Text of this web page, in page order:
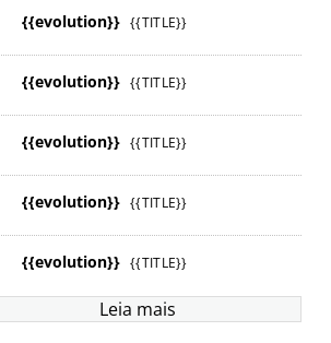
{{evolution}} {{TITLE}}
{{evolution}} {{TITLE}}
{{evolution}} {{TITLE}}
{{evolution}} {{TITLE}}
{{evolution}} {{TITLE}}
Leia mais